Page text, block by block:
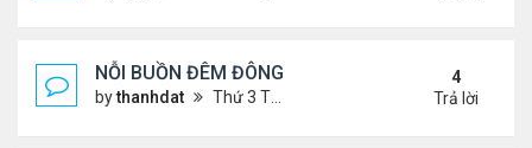
NỖI BUỒN ĐÊM ĐÔNG !!!
bythanhdat Thứ 3 Tháng 12 24, 2024 9:44 am
4
Trả lời